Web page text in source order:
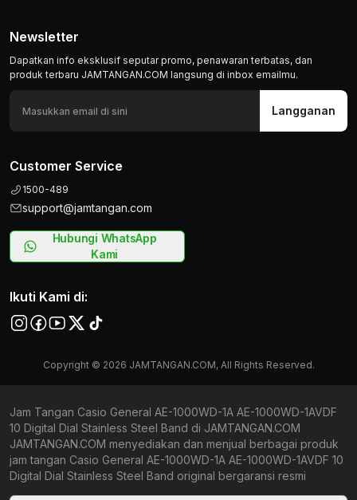
Newsletter
Dapatkan info eksklusif seputar promo, penawaran terbatas, dan
produk terbaru JAMTANGAN.COM langsung di inbox emailmu.
Langganan
Customer Service
1500-489
support@jamtangan.com
Hubungi WhatsApp
Kami
Ikuti Kami di:
Copyright © 2026 JAMTANGAN.COM, All Rights Reserved.
Jam Tangan Casio General AE-1000WD-1A AE-1000WD-1AVDF
10 Digital Dial Stainless Steel Band di JAMTANGAN.COM
JAMTANGAN.COM menyediakan dan menjual berbagai produk
jam tangan Casio General AE-1000WD-1A AE-1000WD-1AVDF 10
Digital Dial Stainless Steel Band original bergaransi resmi